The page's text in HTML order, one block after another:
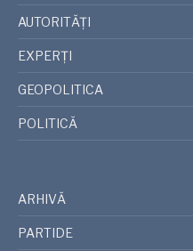
AUTORITĂȚI
EXPERȚI
GEOPOLITICA
POLITICĂ
ARHIVĂ
PARTIDE